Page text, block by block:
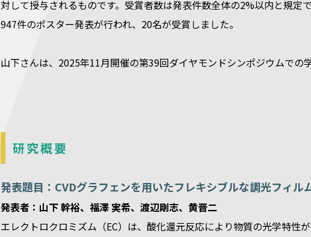
対して授与されるものです。受賞者数は発表件数全体の2%以内と規定
947件のポスター発表が行われ、20名が受賞しました。
山下さんは、2025年11月開催の第39回ダイヤモンドシンポジウムでの
研究概要
発表題目：CVDグラフェンを用いたフレキシブルな調光フィル
発表者：山下 幹裕、福澤 実希、渡辺剛志、黄晋二
エレクトロクロミズム（EC）は、酸化還元反応により物質の光学特性